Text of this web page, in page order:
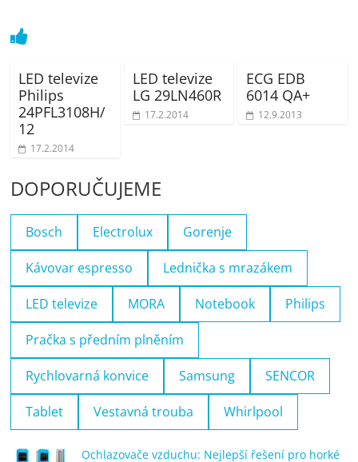
LED televize
Philips
24PFL3108H/
12
17.2.2014
LED televize
LG 29LN460R
17.2.2014
ECG EDB
6014 QA+
12.9.2013
DOPORUČUJEME
Bosch Electrolux Gorenje
Kávovar espresso Lednička s mrazákem
LED televize MORA Notebook Philips
Pračka s předním plněním
Rychlovarná konvice Samsung SENCOR
Tablet Vestavná trouba Whirlpool
Ochlazovače vzduchu: Nejlepší řešení pro horké